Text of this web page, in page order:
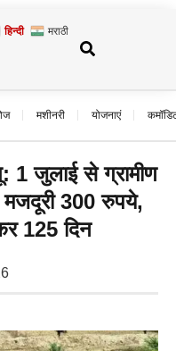
हिन्दी मराठी
मशीनरी योजनाएं
जुलाई से ग्रामीण
300 रुपये,
125 दिन